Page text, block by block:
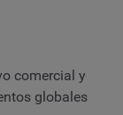
comercial y
globales